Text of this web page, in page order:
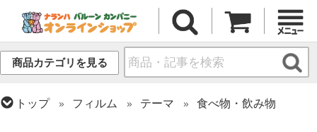
商品カテゴリを見る
トップ フィルム テーマ
食べ物・飲み物